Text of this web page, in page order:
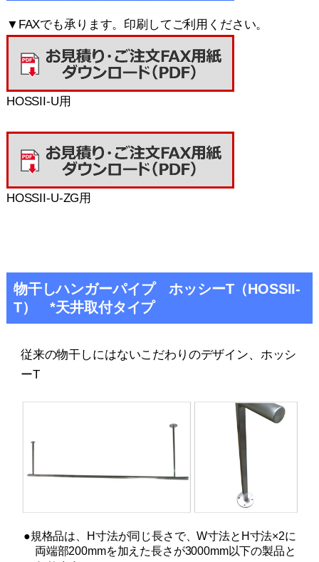
▼FAXでも承ります。印刷してご利用ください。
HOSSII-U用
HOSSII-U-ZG用
物干しハンガーパイプ ホッシーT（HOSSII-
T） *天井取付タイプ
従来の物干しにはないこだわりのデザイン、ホッシ
ーT
●規格品は、H寸法が同じ長さで、W寸法とH寸法×2に
両端部200mmを加えた長さが3000mm以下の製品と